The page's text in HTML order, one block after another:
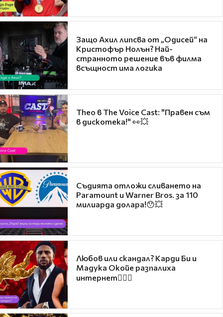
Защо Ахил липсва от „Одисей“ на
Кристофър Нолън? Най-
странното решение във филма
всъщност има логика
Theo в The Voice Cast: "Правен съм
в дискотека!" 👀💥
Съдията отложи сливането на
Paramount и Warner Bros. за 110
милиарда долара!😯💥
Любов или скандал? Карди Би и
Мадука Окойе разпалиха
интернет❤️‍🔥🔥